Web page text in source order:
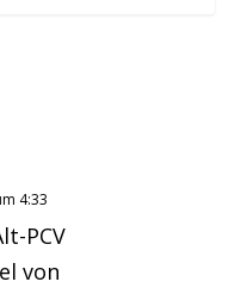
4:33
PCV
von